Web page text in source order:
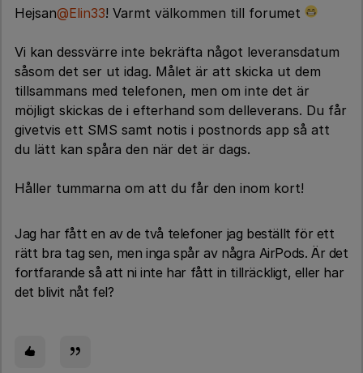
Hejsan@Elin33! Varmt välkommen till forumet
Vi kan dessvärre inte bekräfta något leveransdatum
såsom det ser ut idag. Målet är att skicka ut dem
tillsammans med telefonen, men om inte det är
möjligt skickas de i efterhand som delleverans. Du får
givetvis ett SMS samt notis i postnords app så att
du lätt kan spåra den när det är dags.
Håller tummarna om att du får den inom kort!
Jag har fått en av de två telefoner jag beställt för ett
rätt bra tag sen, men inga spår av några AirPods. Är det
fortfarande så att ni inte har fått in tillräckligt, eller har
det blivit nåt fel?